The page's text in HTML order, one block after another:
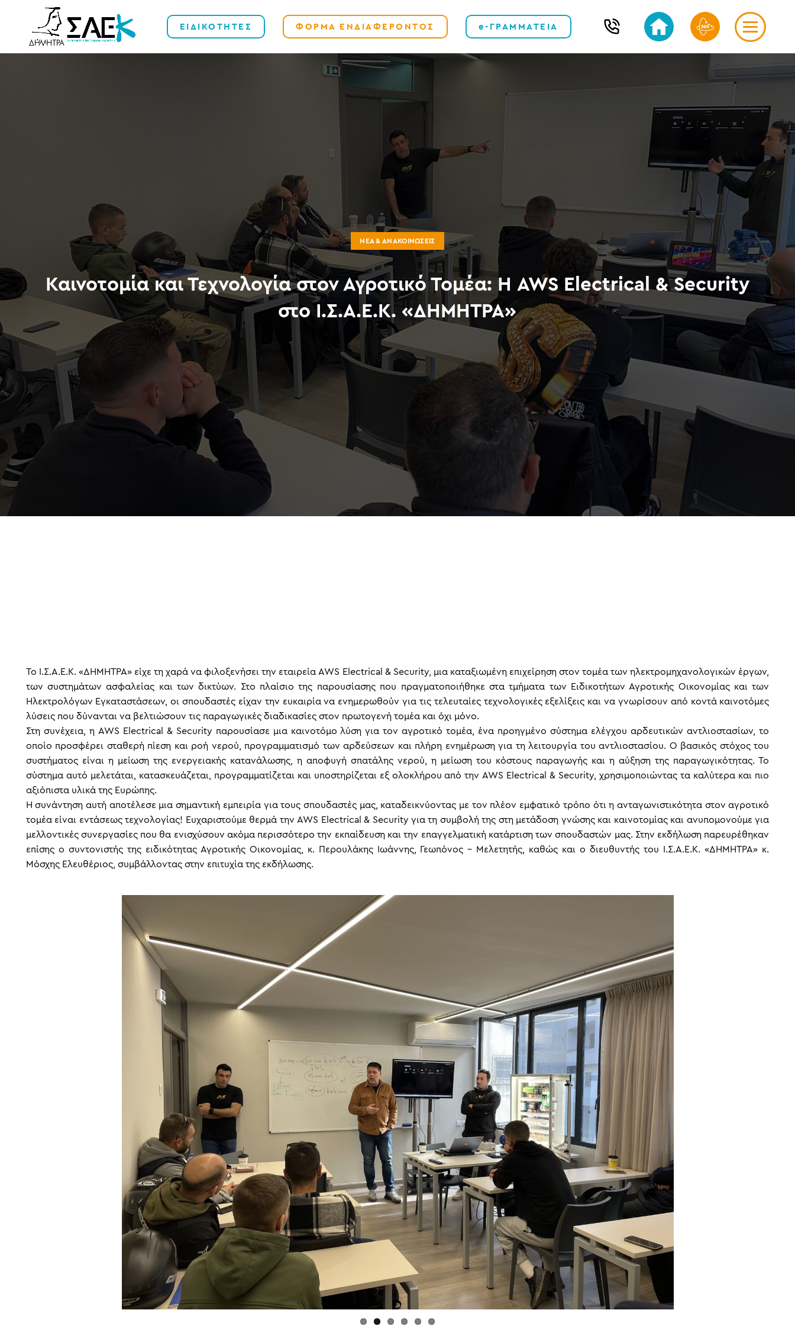
ΕΙΔΙΚΟΤΗΤΕΣ ΦΟΡΜΑ ΕΝΔΙΑΦΕΡΟΝΤΟΣ e-ΓΡΑΜΜΑΤΕΙΑ
ΝΈΑ & ΑΝΑΚΟΙΝΏΣΕΙΣ
Καινοτομία και Τεχνολογία στον Αγροτικό Τομέα: Η AWS Electrical & Security
στο Ι.Σ.Α.Ε.Κ. «ΔΗΜΗΤΡΑ»
Το Ι.Σ.Α.Ε.Κ. «ΔΗΜΗΤΡΑ» είχε τη χαρά να φιλοξενήσει την εταιρεία AWS Electrical & Security, μια καταξιωμένη επιχείρηση στον τομέα των ηλεκτρομηχανολογικών έργων,
των συστημάτων ασφαλείας και των δικτύων. Στο πλαίσιο της παρουσίασης που πραγματοποιήθηκε στα τμήματα των Ειδικοτήτων Αγροτικής Οικονομίας και των
Ηλεκτρολόγων Εγκαταστάσεων, οι σπουδαστές είχαν την ευκαιρία να ενημερωθούν για τις τελευταίες τεχνολογικές εξελίξεις και να γνωρίσουν από κοντά καινοτόμες
λύσεις που δύνανται να βελτιώσουν τις παραγωγικές διαδικασίες στον πρωτογενή τομέα και όχι μόνο.
Στη συνέχεια, η AWS Electrical & Security παρουσίασε μια καινοτόμο λύση για τον αγροτικό τομέα, ένα προηγμένο σύστημα ελέγχου αρδευτικών αντλιοστασίων, το
οποίο προσφέρει σταθερή πίεση και ροή νερού, προγραμματισμό των αρδεύσεων και πλήρη ενημέρωση για τη λειτουργία του αντλιοστασίου. Ο βασικός στόχος του
συστήματος είναι η μείωση της ενεργειακής κατανάλωσης, η αποφυγή σπατάλης νερού, η μείωση του κόστους παραγωγής και η αύξηση της παραγωγικότητας. Το
σύστημα αυτό μελετάται, κατασκευάζεται, προγραμματίζεται και υποστηρίζεται εξ ολοκλήρου από την AWS Electrical & Security, χρησιμοποιώντας τα καλύτερα και πιο
αξιόπιστα υλικά της Ευρώπης.
Η συνάντηση αυτή αποτέλεσε μια σημαντική εμπειρία για τους σπουδαστές μας, καταδεικνύοντας με τον πλέον εμφατικό τρόπο ότι η ανταγωνιστικότητα στον αγροτικό
τομέα είναι εντάσεως τεχνολογίας! Ευχαριστούμε θερμά την AWS Electrical & Security για τη συμβολή της στη μετάδοση γνώσης και καινοτομίας και ανυπομονούμε για
μελλοντικές συνεργασίες που θα ενισχύσουν ακόμα περισσότερο την εκπαίδευση και την επαγγελματική κατάρτιση των σπουδαστών μας. Στην εκδήλωση παρευρέθηκαν
επίσης ο συντονιστής της ειδικότητας Αγροτικής Οικονομίας, κ. Περουλάκης Ιωάννης, Γεωπόνος – Μελετητής, καθώς και ο διευθυντής του Ι.Σ.Α.Ε.Κ. «ΔΗΜΗΤΡΑ» κ.
Μόσχης Ελευθέριος, συμβάλλοντας στην επιτυχία της εκδήλωσης.